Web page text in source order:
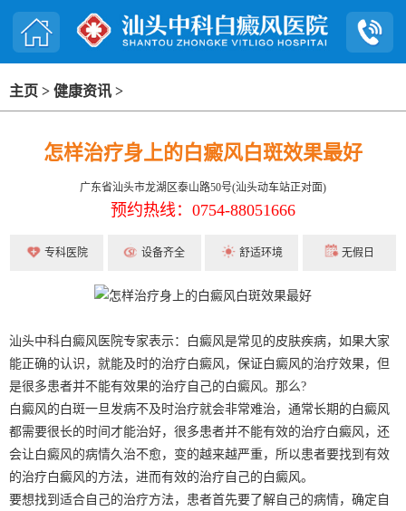
主页 > 健康资讯 >
怎样治疗身上的白癜风白斑效果最好
广东省汕头市龙湖区泰山路50号(汕头动车站正对面)
预约热线：0754-88051666
专科医院 设备齐全 舒适环境 无假日
汕头中科白癜风医院专家表示：白癜风是常见的皮肤疾病，如果大家
能正确的认识，就能及时的治疗白癜风，保证白癜风的治疗效果，但
是很多患者并不能有效果的治疗自己的白癜风。那么?
白癜风的白斑一旦发病不及时治疗就会非常难治，通常长期的白癜风
都需要很长的时间才能治好，很多患者并不能有效的治疗白癜风，还
会让白癜风的病情久治不愈，变的越来越严重，所以患者要找到有效
的治疗白癜风的方法，进而有效的治疗自己的白癜风。
要想找到适合自己的治疗方法，患者首先要了解自己的病情，确定自